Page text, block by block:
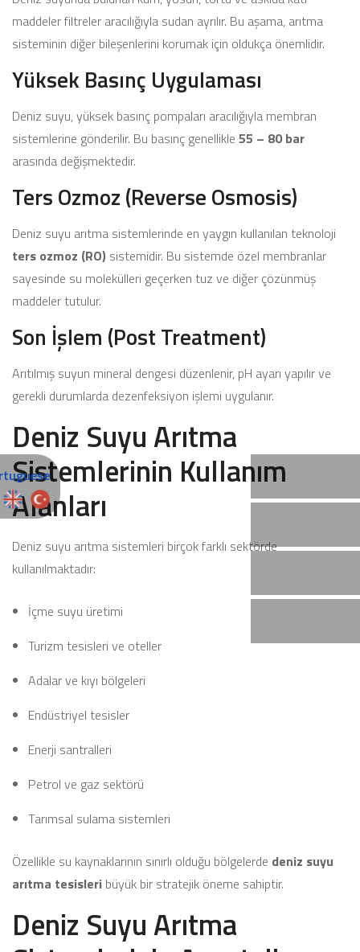
maddeler filtreler aracılığıyla sudan ayrılır. Bu aşama, arıtma
sisteminin diğer bileşenlerini korumak için oldukça önemlidir.
Yüksek Basınç Uygulaması
Deniz suyu, yüksek basınç pompaları aracılığıyla membran
sistemlerine gönderilir. Bu basınç genellikle 55 – 80 bar
arasında değişmektedir.
Ters Ozmoz (Reverse Osmosis)
Deniz suyu arıtma sistemlerinde en yaygın kullanılan teknoloji
ters ozmoz (RO) sistemidir. Bu sistemde özel membranlar
sayesinde su molekülleri geçerken tuz ve diğer çözünmüş
maddeler tutulur.
Son İşlem (Post Treatment)
Arıtılmış suyun mineral dengesi düzenlenir, pH ayarı yapılır ve
gerekli durumlarda dezenfeksiyon işlemi uygulanır.
Deniz Suyu Arıtma
Sistemlerinin Kullanım
Alanları
Deniz suyu arıtma sistemleri birçok farklı sektörde
kullanılmaktadır:
İçme suyu üretimi
Turizm tesisleri ve oteller
Adalar ve kıyı bölgeleri
Endüstriyel tesisler
Enerji santralleri
Petrol ve gaz sektörü
Tarımsal sulama sistemleri
Özellikle su kaynaklarının sınırlı olduğu bölgelerde deniz suyu
arıtma tesisleri büyük bir stratejik öneme sahiptir.
Deniz Suyu Arıtma